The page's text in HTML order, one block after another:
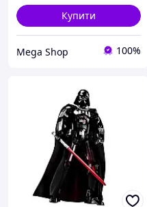
Купити
Mega Shop 100%